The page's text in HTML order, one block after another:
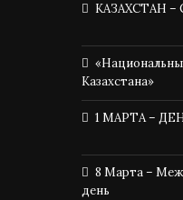
КАЗАХСТАН
Казахстана»
1 МАРТА –
8 Марта –
день